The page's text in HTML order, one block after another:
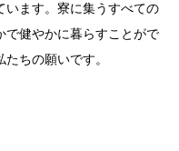
います。寮に集うすべての
で健やかに暮らすことがで
ちの願いです。